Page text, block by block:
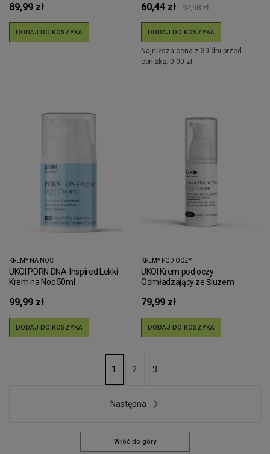
89,99 zł
DODAJ DO KOSZYKA
60,44 zł 92,98 zł
DODAJ DO KOSZYKA
Najniższa cena z 30 dni przed
obniżką: 0.00 zł
KREMY NA NOC
UKOI PDRN DNA-Inspired Lekki
Krem na Noc 50ml
99,99 zł
DODAJ DO KOSZYKA
KREMY POD OCZY
UKOI Krem pod oczy
Odmładzający ze Śluzem
79,99 zł
DODAJ DO KOSZYKA
1 2 3
Następna
Wróć do góry